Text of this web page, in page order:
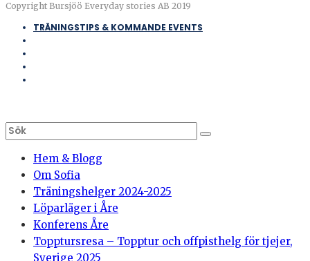
Copyright Bursjöö Everyday stories AB 2019
TRÄNINGSTIPS & KOMMANDE EVENTS
Hem & Blogg
Om Sofia
Träningshelger 2024-2025
Löparläger i Åre
Konferens Åre
Topptursresa – Topptur och offpisthelg för tjejer,
Sverige 2025